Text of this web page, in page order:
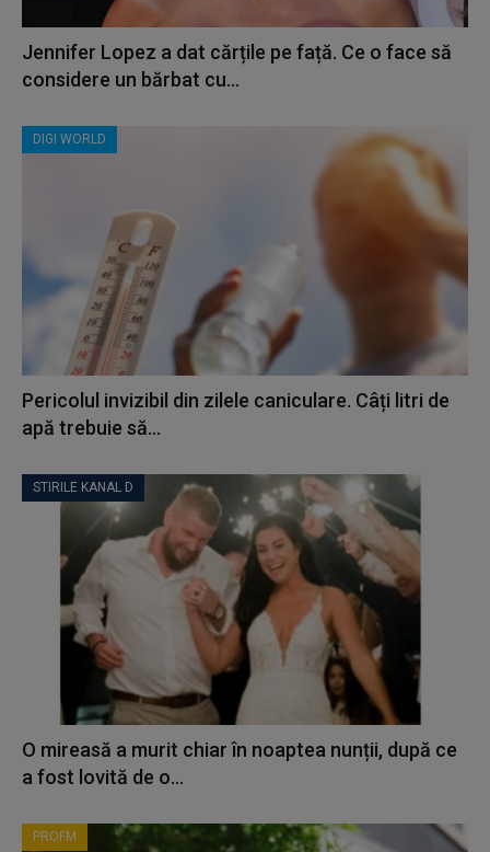
Jennifer Lopez a dat cărțile pe față. Ce o face să
considere un bărbat cu...
DIGI WORLD
Pericolul invizibil din zilele caniculare. Câți litri de
apă trebuie să...
STIRILE KANAL D
O mireasă a murit chiar în noaptea nunții, după ce
a fost lovită de o...
PROFM